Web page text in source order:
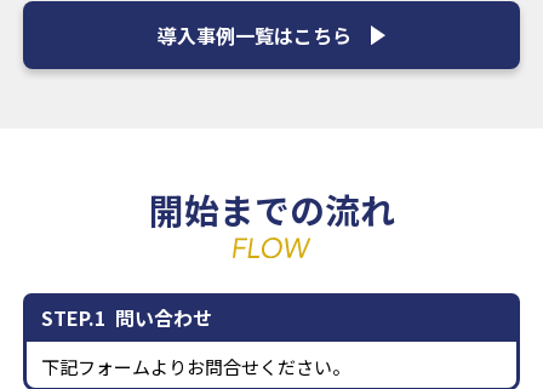
導入事例一覧はこちら
開始までの流れ
STEP.1 問い合わせ
下記フォームよりお問合せください。